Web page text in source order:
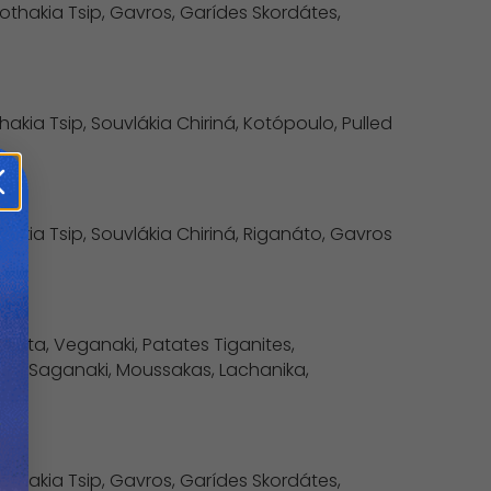
Tsip, Gavros, Garídes Skordátes,
Tsip, Souvlákia Chiriná, Kotópoulo, Pulled
Tsip, Souvlákia Chiriná, Riganáto, Gavros
Veganaki, Patates Tiganites,
Saganaki, Moussakas, Lachanika,
Tsip, Gavros, Garídes Skordátes,